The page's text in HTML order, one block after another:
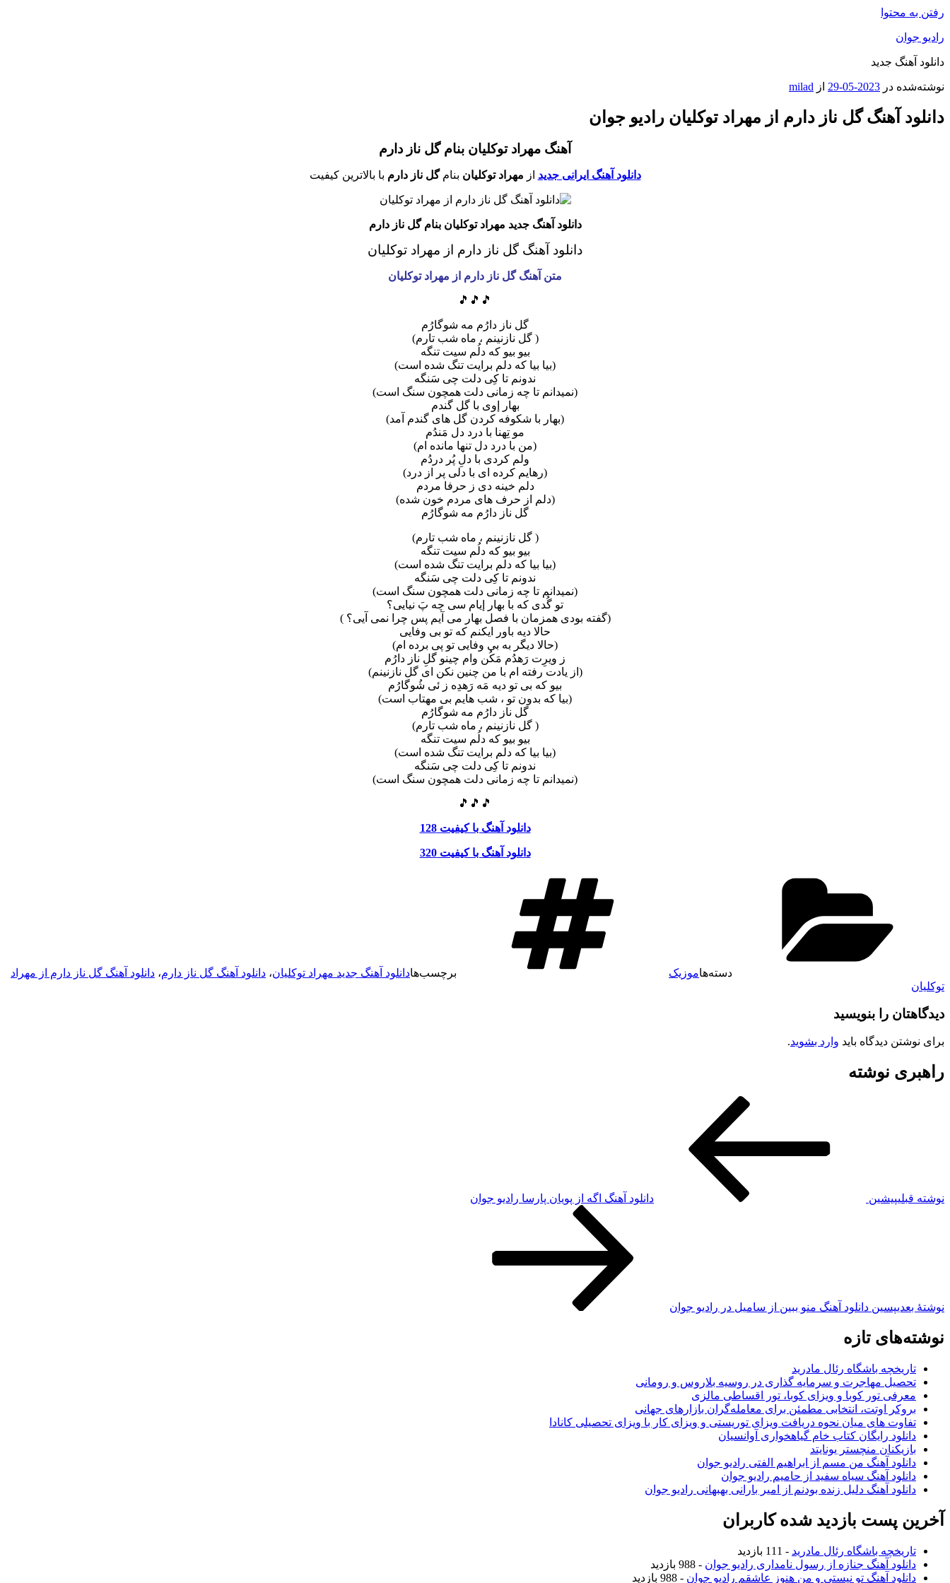
رفتن به محتوا
رادیو جوان
دانلود آهنگ جدید
نوشته‌شده در 2023-05-29 از milad
دانلود آهنگ گل ناز دارم از مهراد توکلیان رادیو جوان
آهنگ مهراد توکلیان بنام گل ناز دارم
دانلود آهنگ ایرانی جدید از مهراد توکلیان بنامگل ناز دارم با بالاترین کیفیت
دانلود آهنگ جدید مهراد توکلیان بنام گل ناز دارم
دانلود آهنگ گل ناز دارم از مهراد توکلیان
متن آهنگ گل ناز دارم از مهراد توکلیان
🎵🎵🎵
گل ناز دارُم مه شوگارُم
( گل نازنینم ، ماه شب تارم)
بیو بیو که دلُم سیت تنگه
(بیا بیا که دلم برایت تنگ شده است)
ندونم تا کِی دلت چی سَنگه
(نمیدانم تا چه زمانی دلت همچون سنگ است)
بهار إوی با گل گندم
(بهار با شکوفه کردن گل های گندم آمد)
مو تِهنا با درد دل مَندُم
(من با درد دل تنها مانده ام)
ولم کردی با دلِ پُر دردُم
(رهایم کرده ای با دلی پر از درد)
دلم خینه دی ز حرفا مردم
(دلم از حرف های مردم خون شده)
گل ناز دارُم مه شوگارُم
( گل نازنینم ، ماه شب تارم)
بیو بیو که دلُم سیت تنگه
(بیا بیا که دلم برایت تنگ شده است)
ندونم تا کِی دلت چی سَنگه
(نمیدانم تا چه زمانی دلت همچون سنگ است)
تو گُدی که با بهار إیام سی چه پَ نیایی؟
(گفته بودی همزمان با فصل بهار می آیم پس چرا نمی آیی؟ )
حالا دیه باور ایکنم که تو بی وفایی
(حالا دیگر به بی وفایی تو پی برده ام)
ز ویرِت رَهدُم مَکُن وام چینو گلِ ناز دارُم
(از یادت رفته ام با من چنین نکن ای گل نازنینم)
بیو که بی تو دیه مَه رَهدِه ز ئی شُوگارُم
(بیا که بدون تو ، شب هایم بی مهتاب است)
گل ناز دارُم مه شوگارُم
( گل نازنینم ، ماه شب تارم)
بیو بیو که دلُم سیت تنگه
(بیا بیا که دلم برایت تنگ شده است)
ندونم تا کِی دلت چی سَنگه
(نمیدانم تا چه زمانی دلت همچون سنگ است)
🎵🎵🎵
دانلود آهنگ با کیفیت 128
دانلود آهنگ با کیفیت 320
دسته‌هاموزیک برچسب‌هادانلود آهنگ جدید مهراد توکلیان، دانلود آهنگ گل ناز دارم، دانلود آهنگ گل ناز دارم از مهراد
توکلیان
دیدگاهتان را بنویسید
برای نوشتن دیدگاه باید وارد بشوید.
راهبری نوشته
نوشته قبلیپیشین دانلود آهنگ اگه از پویان پارسا رادیو جوان
نوشته‌ٔ بعدیپسین دانلود آهنگ منو ببین از سامیل در رادیو جوان
نوشته‌های تازه
تاریخچه باشگاه رئال مادرید
تحصیل مهاجرت و سرمایه گذاری در روسیه بلاروس و رومانی
معرفی تور کوبا و ویزای کوبا، تور اقساطی مالزی
بروکر اوتت، انتخابی مطمئن برای معامله‌گران بازارهای جهانی
تفاوت های میان نحوه دریافت ویزای توریستی و ویزای کار با ویزای تحصیلی کانادا
دانلود رایگان کتاب خام گیاهخواری آوانسیان
بازیکنان منچستر یونایتد
دانلود آهنگ من مسم از ابراهیم الفتی رادیو جوان
دانلود آهنگ سیاه سفید از حامیم رادیو جوان
دانلود آهنگ دلیل زنده بودنم از امیر بارانی بهبهانی رادیو جوان
آخرین پست بازدید شده کاربران
تاریخچه باشگاه رئال مادرید - 111 بازدید
دانلود آهنگ جنازه از رسول نامداری رادیو جوان - 988 بازدید
دانلود آهنگ تو نیستی و من هنوز عاشقم رادیو جوان - 988 بازدید